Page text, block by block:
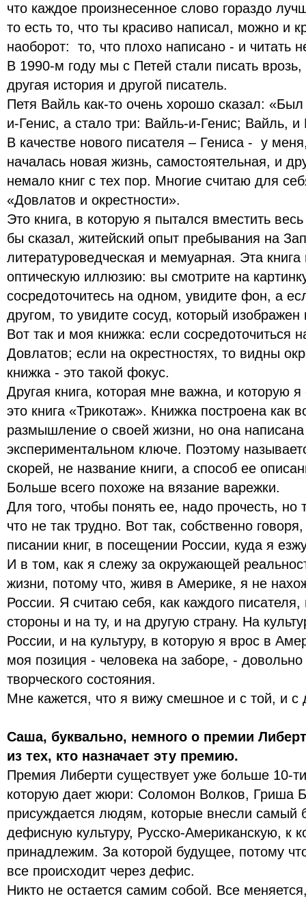
что каждое произнесенное слово гораздо
то есть то, что ты красиво написал, можно и
наоборот: то, что плохо написано - и читать
В 1990-м году мы с Петей стали писать врозь,
другая история и другой писатель.
Петя Вайль как-то очень хорошо сказал:
и-Генис, а стало три: Вайль-и-Генис; Вайль, и
В качестве нового писателя – Гениса - у
началась новая жизнь, самостоятельная, и
немало книг с тех пор. Многие считаю для
«Довлатов и окрестности».
Это книга, в которую я пытался вместить
бы сказал, житейский опыт пребывания на
литературоведческая и мемуарная. Эта
оптическую иллюзию: вы смотрите на
сосредоточитесь на одном, увидите фон, а
другом, то увидите сосуд, который
Вот так и моя книжка: если сосредоточиться
Довлатов; если на окрестностях, то видны
книжка - это такой фокус.
Другая книга, которая мне важна, и которую
это книга «Трикотаж». Книжка построена как
размышление о своей жизни, но она
экспериментальном ключе. Поэтому
скорей, не название книги, а способ ее
Больше всего похоже на вязание варежки.
Для того, чтобы понять ее, надо прочесть, но
что не так трудно. Вот так, собственно
писании книг, в посещении России, куда я
И в том, как я слежу за окружающей
жизни, потому что, живя в Америке, я не
России. Я считаю себя, как каждого
стороны и на ту, и на другую страну. На
России, и на культуру, в которую я врос в
моя позиция - человека на заборе, -
творческого состояния.
Мне кажется, что я вижу смешное и с той, и с
Саша, буквально, немного о премии
из тех, кто назначает эту премию.
Премия Либерти существует уже больше 10-
которую дает жюри: Соломон Волков, Гриша
присуждается людям, которые внесли самый
дефисную культуру, Русско-Американскую, к
принадлежим. За которой будущее, потому
все происходит через дефис.
Никто не остается самим собой. Все